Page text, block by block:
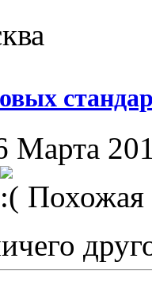
Марта
Похожая